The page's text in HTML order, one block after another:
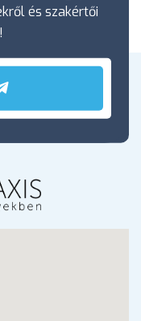
és szakértői